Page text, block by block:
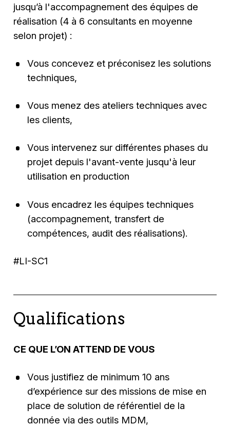
jusqu’à l'accompagnement des équipes de
réalisation (4 à 6 consultants en moyenne
selon projet) :
Vous concevez et préconisez les solutions
techniques,
Vous menez des ateliers techniques avec
les clients,
Vous intervenez sur différentes phases du
projet depuis l'avant-vente jusqu'à leur
utilisation en production
Vous encadrez les équipes techniques
(accompagnement, transfert de
compétences, audit des réalisations).
#LI-SC1
Qualifications
CE QUE L’ON ATTEND DE VOUS
Vous justifiez de minimum 10 ans
d’expérience sur des missions de mise en
place de solution de référentiel de la
donnée via des outils MDM,